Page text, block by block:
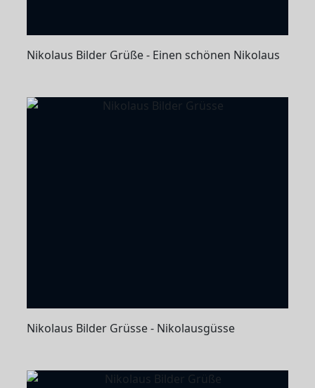
Nikolaus Bilder Grüße - Einen schönen Nikolaus
Nikolaus Bilder Grüsse - Nikolausgüsse